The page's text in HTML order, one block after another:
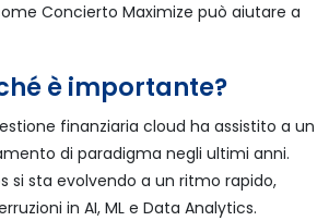
Concierto Maximize può aiutare a
è importante?
finanziaria cloud ha assistito a un
di paradigma negli ultimi anni.
si sta evolvendo a un ritmo rapido,
in AI, ML e Data Analytics.